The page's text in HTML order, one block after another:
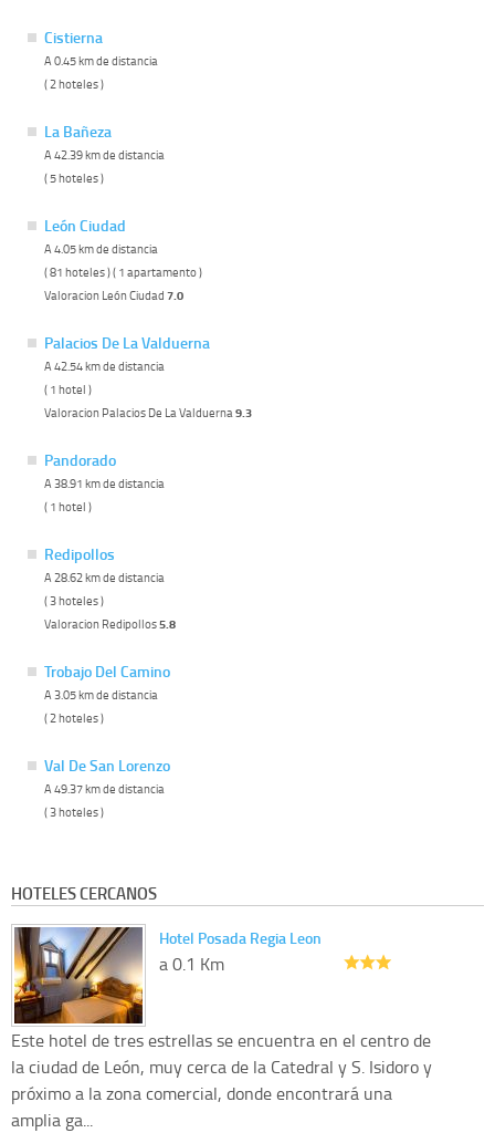
Cistierna
A 0.45 km de distancia
( 2 hoteles )
La Bañeza
A 42.39 km de distancia
( 5 hoteles )
León Ciudad
A 4.05 km de distancia
( 81 hoteles ) ( 1 apartamento )
Valoracion León Ciudad 7.0
Palacios De La Valduerna
A 42.54 km de distancia
( 1 hotel )
Valoracion Palacios De La Valduerna 9.3
Pandorado
A 38.91 km de distancia
( 1 hotel )
Redipollos
A 28.62 km de distancia
( 3 hoteles )
Valoracion Redipollos5.8
Trobajo Del Camino
A 3.05 km de distancia
( 2 hoteles )
Val De San Lorenzo
A 49.37 km de distancia
( 3 hoteles )
HOTELES CERCANOS
Hotel Posada Regia Leon
a 0.1 Km
Este hotel de tres estrellas se encuentra en el centro de
la ciudad de León, muy cerca de la Catedral y S. Isidoro y
próximo a la zona comercial, donde encontrará una
amplia ga...